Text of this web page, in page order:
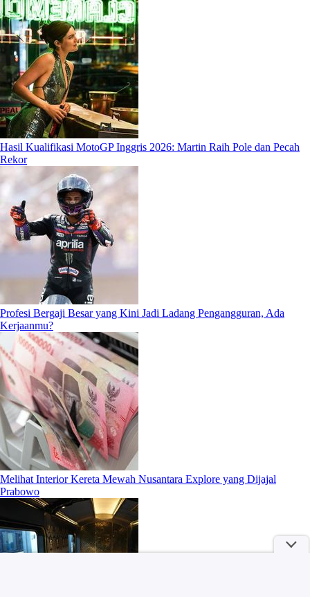
Hasil Kualifikasi MotoGP Inggris 2026: Martin Raih Pole dan Pecah
Rekor
Profesi Bergaji Besar yang Kini Jadi Ladang Pengangguran, Ada
Kerjaanmu?
Melihat Interior Kereta Mewah Nusantara Explore yang Dijajal
Prabowo